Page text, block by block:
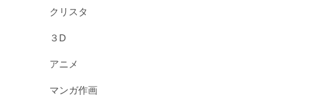
クリスタ
３D
アニメ
マンガ作画